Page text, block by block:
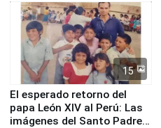
de Chile
15
El esperado retorno del
papa León XIV al Perú: Las
imágenes del Santo Padre